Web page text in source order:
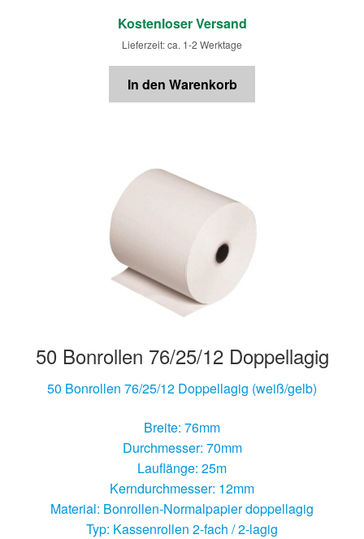
Kostenloser Versand
Lieferzeit: ca. 1-2 Werktage
In den Warenkorb
50 Bonrollen 76/25/12 Doppellagig
50 Bonrollen 76/25/12 Doppellagig (weiß/gelb)
Breite: 76mm
Durchmesser: 70mm
Lauflänge: 25m
Kerndurchmesser: 12mm
Material: Bonrollen-Normalpapier doppellagig
Typ: Kassenrollen 2-fach / 2-lagig